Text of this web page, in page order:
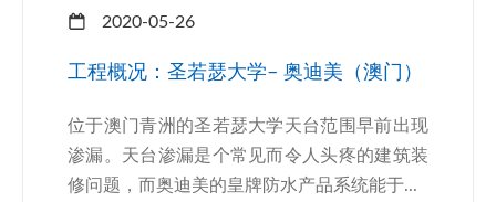
2020-05-26
工程概况：圣若瑟大学– 奥迪美（澳门）
位于澳门青洲的圣若瑟大学天台范围早前出现
渗漏。天台渗漏是个常见而令人头疼的建筑装
修问题，而奥迪美的皇牌防水产品系统能于...